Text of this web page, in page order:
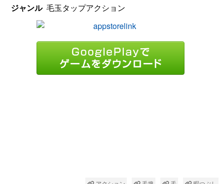
ジャンル 毛玉タップアクション